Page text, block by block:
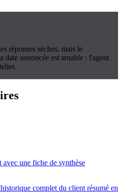
réponses sèches, mais le
annoncée est tenable : l'agent
une fiche de synthèse
complet du client résumé en